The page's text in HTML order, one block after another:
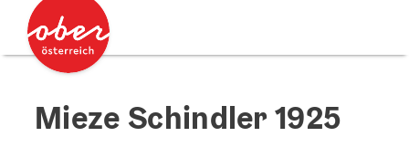
Zum Inhalt
Zum Seitenanfang
Mieze Schindler 1925